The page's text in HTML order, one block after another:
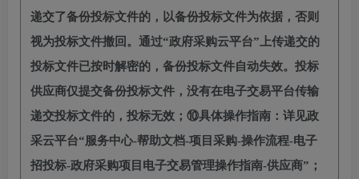
递交了备份投标文件的，以备份投标文件为依据，否则
视为投标文件撤回。通过“政府采购云平台”上传递交的
投标文件已按时解密的，备份投标文件自动失效。 投标
供应商仅提交备份投标文件，没有在电子交易平台传输
递交投标文件的，投标无效； ⑩具体操作指南：详见政
采云平台“服务中心-帮助文档-项目采购-操作流程-电子
招投标-政府采购项目电子交易管理操作指南-供应商”；